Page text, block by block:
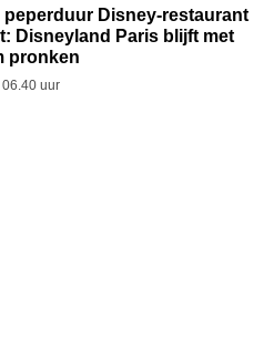
peperduur Disney-restaurant
Disneyland Paris blijft met
pronken
uur